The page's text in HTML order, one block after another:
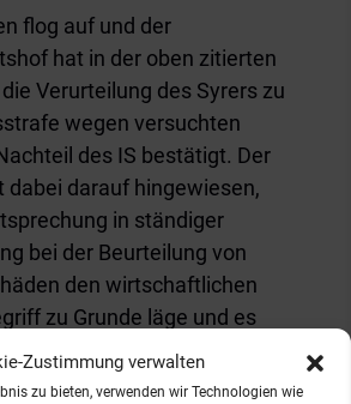
Zustimmung verwalten
zu bieten, verwenden wir Technologien wie
flog auf und der
hat in der oben zitierten
Verurteilung des Syrers zu
wegen versuchten
des IS bestätigt. Der
dabei darauf hingewiesen,
in ständiger
bei der Beurteilung von
den wirtschaftlichen
zu Grunde läge und es
gäbe, hiervon abzuweichen.
geschädigt werden.